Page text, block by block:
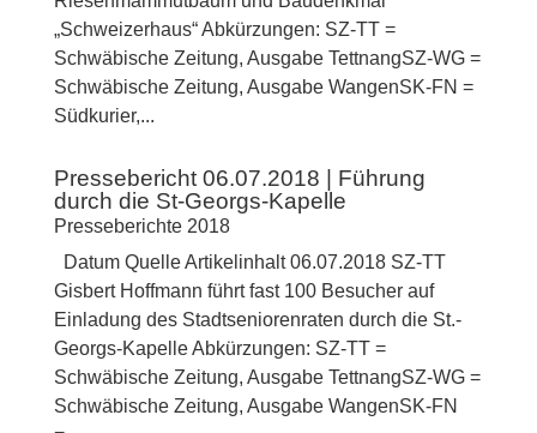
„Schweizerhaus“ Abkürzungen: SZ-TT =
Schwäbische Zeitung, Ausgabe TettnangSZ-WG =
Schwäbische Zeitung, Ausgabe WangenSK-FN =
Südkurier,...
Pressebericht 06.07.2018 | Führung
durch die St-Georgs-Kapelle
Presseberichte 2018
Datum Quelle Artikelinhalt 06.07.2018 SZ-TT
Gisbert Hoffmann führt fast 100 Besucher auf
Einladung des Stadtseniorenraten durch die St.-
Georgs-Kapelle Abkürzungen: SZ-TT =
Schwäbische Zeitung, Ausgabe TettnangSZ-WG =
Schwäbische Zeitung, Ausgabe WangenSK-FN